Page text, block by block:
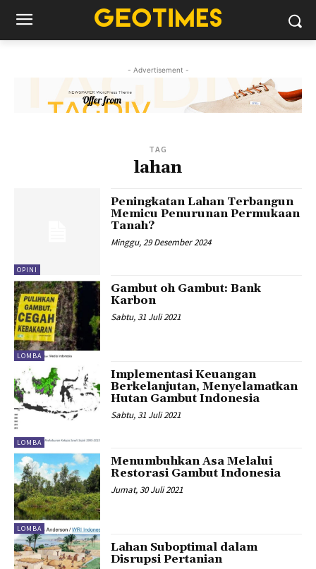
- Advertisement -
TAG
lahan
OPINI
Peningkatan Lahan Terbangun
Memicu Penurunan Permukaan
Tanah?
Minggu, 29 Desember 2024
LOMBA
Gambut oh Gambut: Bank
Karbon
Sabtu, 31 Juli 2021
LOMBA
Implementasi Keuangan
Berkelanjutan, Menyelamatkan
Hutan Gambut Indonesia
Sabtu, 31 Juli 2021
LOMBA
Menumbuhkan Asa Melalui
Restorasi Gambut Indonesia
Jumat, 30 Juli 2021
Lahan Suboptimal dalam
Disrupsi Pertanian